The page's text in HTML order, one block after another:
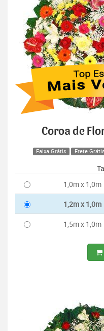
Coroa de
Faixa Grátis Frete Grátis
1,0m x 1,0m
1,2m x 1,0m
1,5m x 1,0m